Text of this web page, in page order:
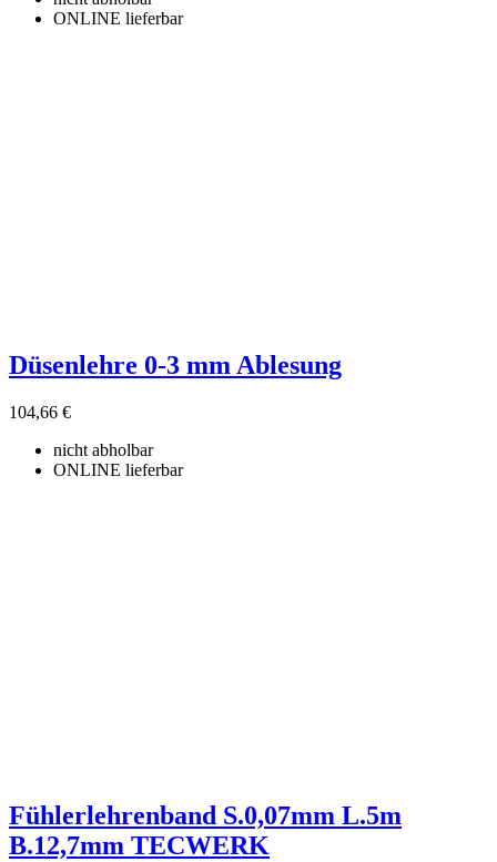
ONLINE lieferbar
Düsenlehre 0-3 mm Ablesung
104,66 €
nicht abholbar
ONLINE lieferbar
Fühlerlehrenband S.0,07mm L.5m
B.12,7mm TECWERK